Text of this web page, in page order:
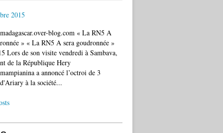
2015
blog.com « La RN5 A
» « La RN5 A sera goudronnée »
Lors de son visite vendredi à Sambava,
de la République Hery
a annoncé l’octroi de 3
à la société...